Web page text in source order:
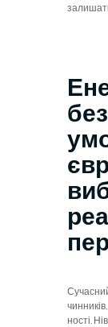
ності.